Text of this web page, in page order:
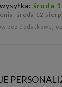
środa
środa 12
bez dodatkowej